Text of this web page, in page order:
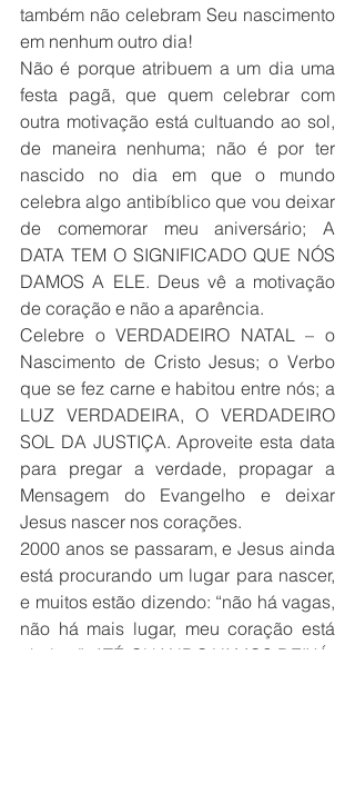
também não celebram Seu nascimento
em nenhum outro dia!
Não é porque atribuem a um dia uma
festa pagã, que quem celebrar com
outra motivação está cultuando ao sol,
de maneira nenhuma; não é por ter
nascido no dia em que o mundo
celebra algo antibíblico que vou deixar
de comemorar meu aniversário; A
DATA TEM O SIGNIFICADO QUE NÓS
DAMOS A ELE. Deus vê a motivação
de coração e não a aparência.
Celebre o VERDADEIRO NATAL – o
Nascimento de Cristo Jesus; o Verbo
que se fez carne e habitou entre nós; a
LUZ VERDADEIRA, O VERDADEIRO
SOL DA JUSTIÇA. Aproveite esta data
para pregar a verdade, propagar a
Mensagem do Evangelho e deixar
Jesus nascer nos corações.
2000 anos se passaram, e Jesus ainda
está procurando um lugar para nascer,
e muitos estão dizendo: “não há vagas,
não há mais lugar, meu coração está
cheio...”, ATÉ QUANDO VAMOS DEIXÁ-